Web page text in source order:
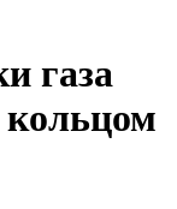
газа
кольцом